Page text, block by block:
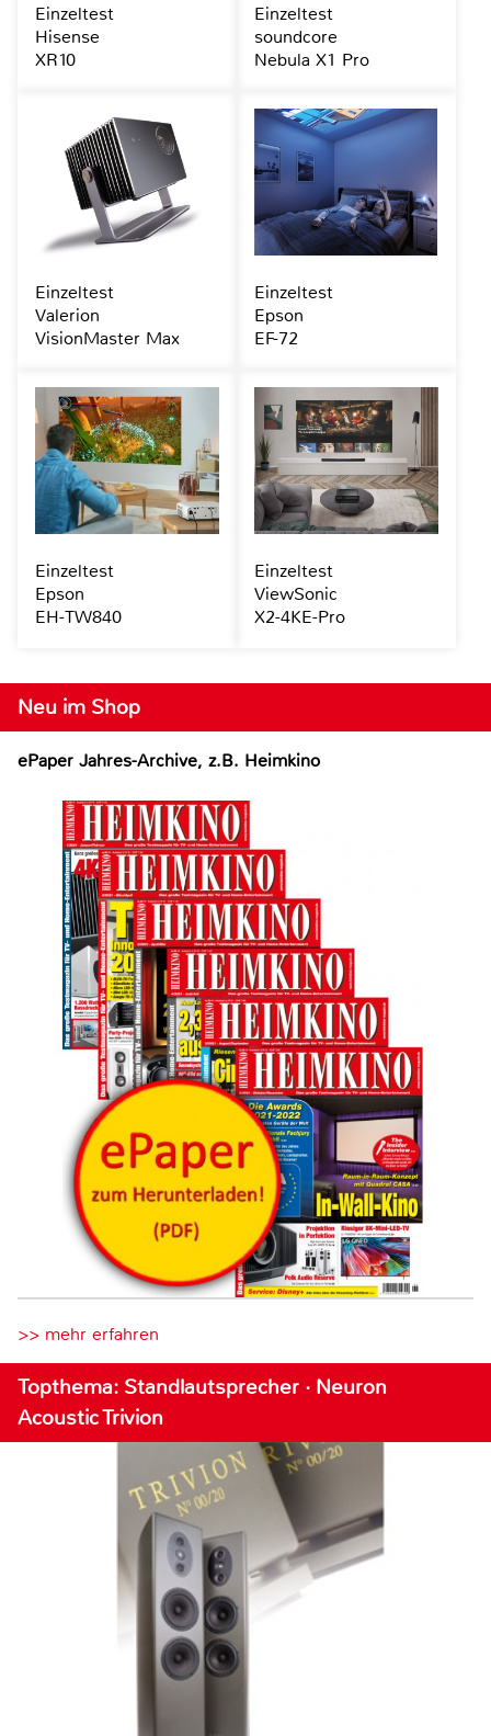
Neu im Shop
ePaper Jahres-Archive, z.B. Heimkino
>> mehr erfahren
Topthema: Standlautsprecher · Neuron
Acoustic Trivion
Einzeltest
Hisense
XR10
Einzeltest
soundcore
Nebula X1 Pro
Einzeltest
Valerion
VisionMaster Max
Einzeltest
Epson
EF-72
Einzeltest
Epson
EH-TW840
Einzeltest
ViewSonic
X2-4KE-Pro